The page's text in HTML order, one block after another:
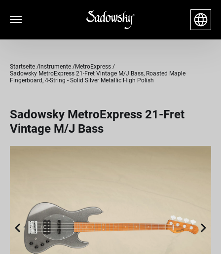
Startseite Instrumente
MetroExpress
Sadowsky MetroExpress 21-Fret Vintage M/J Bass, Roasted Maple
Fingerboard, 4-String - Solid Silver Metallic High Polish
Sadowsky MetroExpress 21-Fret
Vintage M/J Bass